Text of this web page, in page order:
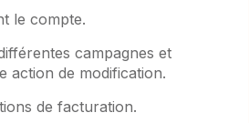
le compte.
campagnes et
action de modification.
de facturation.